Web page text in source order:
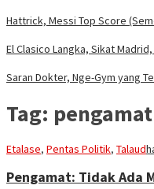
Hattrick, Messi Top Score
El Clasico Langka, Sikat
Saran Dokter, Nge-Gym yang
Tag:
Etalase, Pentas Politik, Talaud
Pengamat: Tidak Ada